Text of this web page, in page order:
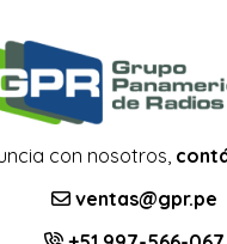
con nosotros,
ventas@gpr.pe